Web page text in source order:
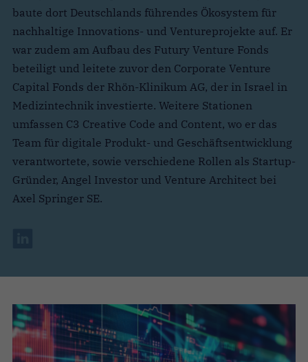
baute dort Deutschlands führendes Ökosystem für
nachhaltige Innovations- und Ventureprojekte auf. Er
war zudem am Aufbau des Futury Venture Fonds
beteiligt und leitete zuvor den Corporate Venture
Capital Fonds der Rhön-Klinikum AG, der in Israel in
Medizintechnik investierte. Weitere Stationen
umfassen C3 Creative Code and Content, wo er das
Team für digitale Produkt- und Geschäftsentwicklung
verantwortete, sowie verschiedene Rollen als Startup-
Gründer, Angel Investor und Venture Architect bei
Axel Springer SE.